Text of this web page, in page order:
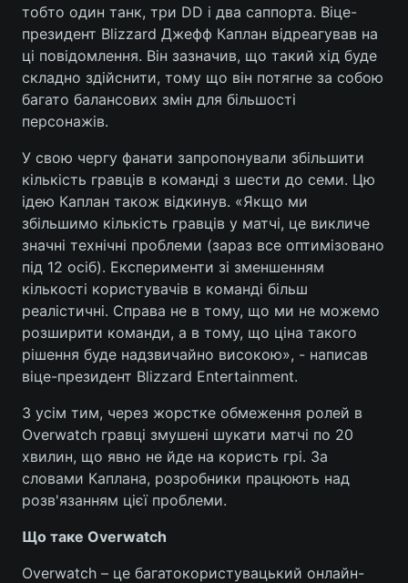
Техно і зв'язок Лайт
Зброя Інциденти
Цікавинки Погода
Лонгріди
Відео з Youtube Статті
Інтерв'ю Думки
Контакти
тобто один танк, три DD і два саппорта. Віце-
президент Blizzard Джефф Каплан відреагував на
ці повідомлення. Він зазначив, що такий хід буде
складно здійснити, тому що він потягне за собою
багато балансових змін для більшості
персонажів.
У свою чергу фанати запропонували збільшити
кількість гравців в команді з шести до семи. Цю
ідею Каплан також відкинув. «Якщо ми
збільшимо кількість гравців у матчі, це викличе
значні технічні проблеми (зараз все оптимізовано
під 12 осіб). Експерименти зі зменшенням
кількості користувачів в команді більш
реалістичні. Справа не в тому, що ми не можемо
розширити команди, а в тому, що ціна такого
рішення буде надзвичайно високою», - написав
віце-президент Blizzard Entertainment.
З усім тим, через жорстке обмеження ролей в
Overwatch гравці змушені шукати матчі по 20
хвилин, що явно не йде на користь грі. За
словами Каплана, розробники працюють над
розв'язанням цієї проблеми.
Що таке Overwatch
Overwatch – це багатокористувацький онлайн-